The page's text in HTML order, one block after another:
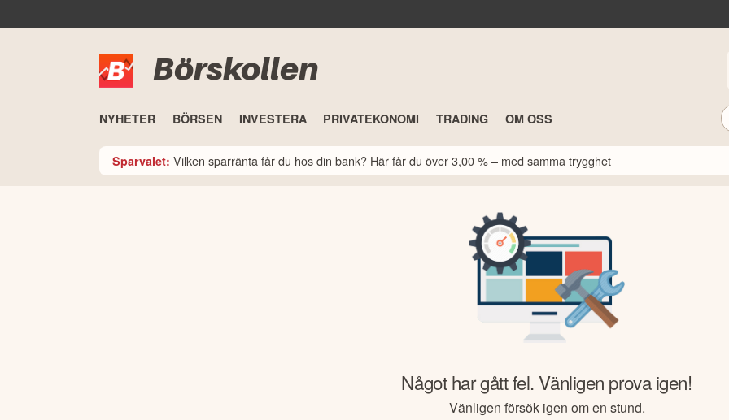
Börskollen
NYHETER BÖRSEN INVESTERA PRIVATEKONOMI TRADING OM OSS
Sparvalet: Vilken sparränta får du hos din bank? Här får du över 3,00 % – med samma trygghet
Något har gått fel. Vänligen prova igen!
Vänligen försök igen om en stund.